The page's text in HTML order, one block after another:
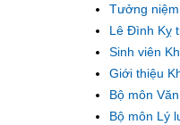
Tưởng
Lê Đình Kỵ
Sinh viên
Giới thiệu
Bộ môn
Bộ môn Lý